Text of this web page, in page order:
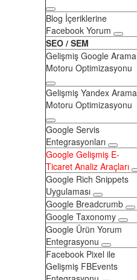
Blog İçeriklerine
Facebook Yorum
SEO / SEM
Gelişmiş Google Arama
Motoru Optimizasyonu
Gelişmiş Yandex Arama
Motoru Optimizasyonu
Google Servis
Entegrasyonları
Google Gelişmiş E-
Ticaret Analiz Araçları
Google Rich Snippets
Uygulaması
Google Breadcrumb
Google Taxonomy
Google Ürün Yorum
Entegrasyonu
Facebook Pixel ile
Gelişmiş FBEvents